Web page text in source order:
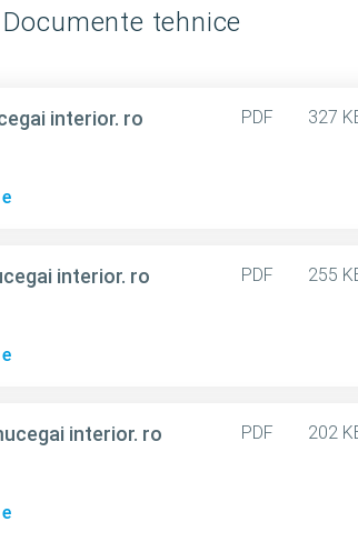
Documente tehnice
interior. ro
PDF 327
interior. ro
PDF 255
interior. ro
PDF 202